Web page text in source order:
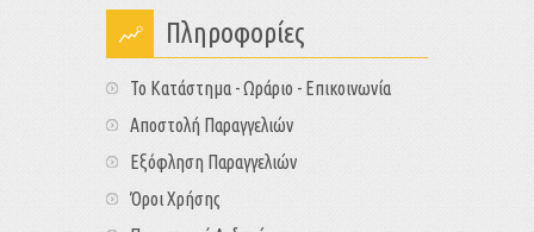
Πληροφορίες
Το Κατάστημα - Ωράριο - Επικοινωνία
Αποστολή Παραγγελιών
Εξόφληση Παραγγελιών
Όροι Χρήσης